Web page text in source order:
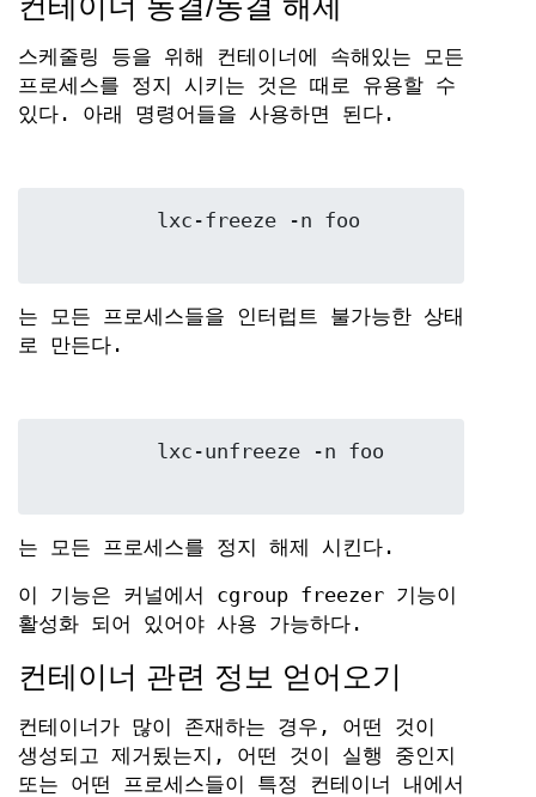
스케줄링 등을 위해 컨테이너에 속해있는 모든
프로세스를 정지 시키는 것은 때로 유용할 수
있다. 아래 명령어들을 사용하면 된다.
는 모든 프로세스들을 인터럽트 불가능한 상태
로 만든다.
는 모든 프로세스를 정지 해제 시킨다.
이 기능은 커널에서 cgroup freezer 기능이
활성화 되어 있어야 사용 가능하다.
컨테이너 관련 정보 얻어오기
컨테이너가 많이 존재하는 경우, 어떤 것이
생성되고 제거됬는지, 어떤 것이 실행 중인지
또는 어떤 프로세스들이 특정 컨테이너 내에서